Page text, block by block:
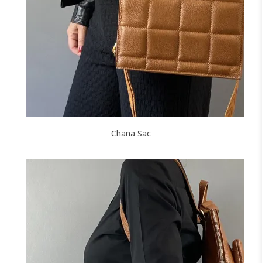
NOIRMARINEBORDEAUX
J'ajoute à mon panier !
Chana Sac